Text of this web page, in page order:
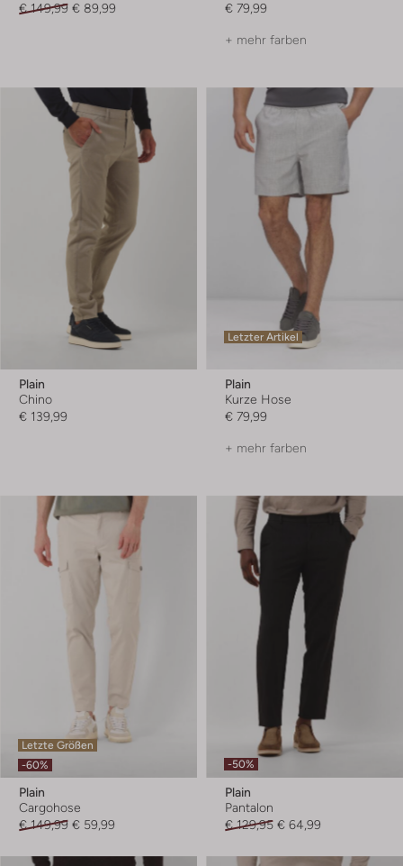
€ 149,99 € 89,99
€ 79,99
+ mehr farben
Plain
Chino
€ 139,99
Letzter Artikel
Plain
Kurze Hose
€ 79,99
+ mehr farben
Letzte Größen
-60%
Plain
Cargohose
€ 149,99 € 59,99
-50%
Plain
Pantalon
€ 129,95 € 64,99